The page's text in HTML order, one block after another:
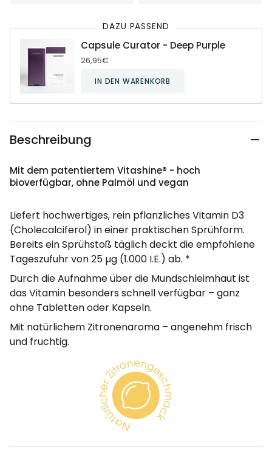
DAZU PASSEND
Capsule Curator - Deep Purple
26,95€
IN DEN WARENKORB
Beschreibung
Mit dem patentiertem Vitashine® - hoch
bioverfügbar, ohne Palmöl und vegan
Liefert hochwertiges, rein pflanzliches Vitamin D3
(Cholecalciferol) in einer praktischen Sprühform.
Bereits ein Sprühstoß täglich deckt die empfohlene
Tageszufuhr von 25 µg (1.000 I.E.) ab. *
Durch die Aufnahme über die Mundschleimhaut ist
das Vitamin besonders schnell verfügbar – ganz
ohne Tabletten oder Kapseln.
Mit natürlichem Zitronenaroma – angenehm frisch
und fruchtig.